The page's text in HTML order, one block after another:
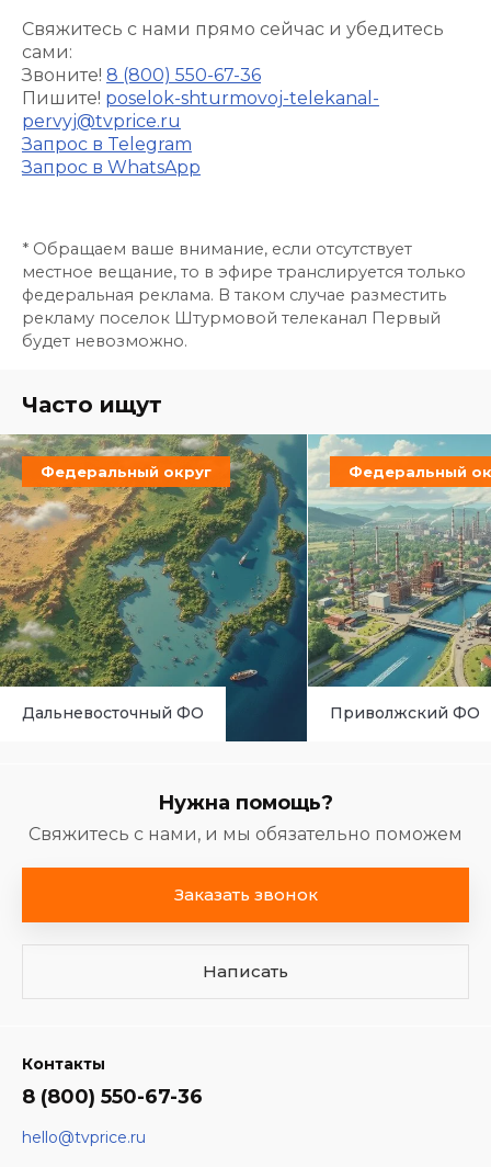
Свяжитесь с нами прямо сейчас и убедитесь
сами:
Звоните! 8 (800) 550-67-36
Пишите! poselok-shturmovoj-telekanal-
pervyj@tvprice.ru
Запрос в Telegram
Запрос в WhatsApp
* Обращаем ваше внимание, если отсутствует
местное вещание, то в эфире транслируется только
федеральная реклама. В таком случае разместить
рекламу поселок Штурмовой телеканал Первый
будет невозможно.
Часто ищут
Федеральный округ
Дальневосточный ФО
Федеральный
Приволжский ФО
Нужна помощь?
Свяжитесь с нами, и мы обязательно поможем
Заказать звонок
Написать
Контакты
8 (800) 550-67-36
hello@tvprice.ru